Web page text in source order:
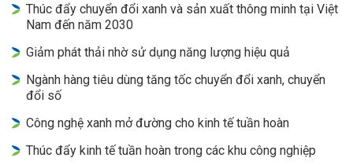
Thúc đẩy chuyển đổi xanh và sản xuất thông minh tại Việt
Nam đến năm 2030
Giảm phát thải nhờ sử dụng năng lượng hiệu quả
Ngành hàng tiêu dùng tăng tốc chuyển đổi xanh, chuyển
đổi số
Công nghệ xanh mở đường cho kinh tế tuần hoàn
Thúc đẩy kinh tế tuần hoàn trong các khu công nghiệp